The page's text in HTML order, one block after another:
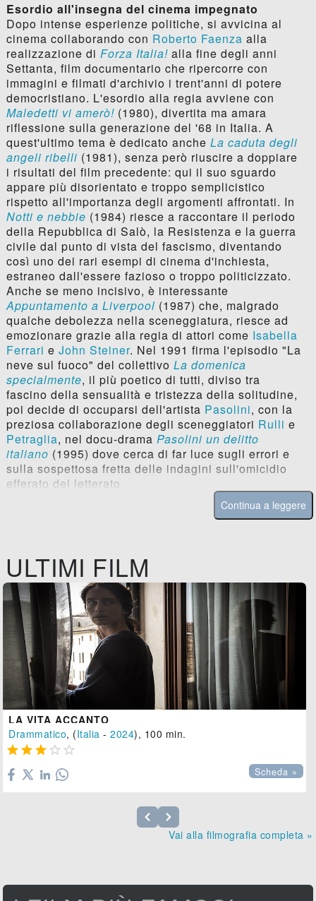
Esordio all'insegna del cinema impegnato
Dopo intense esperienze politiche, si avvicina al
cinema collaborando con Roberto Faenza alla
realizzazione di Forza Italia!alla fine degli anni
Settanta, film documentario che ripercorre con
immagini e filmati d'archivio i trent'anni di potere
democristiano. L'esordio alla regia avviene con
Maledetti vi amerò!(1980), divertita ma amara
riflessione sulla generazione del '68 in Italia. A
quest'ultimo tema è dedicato anche La caduta degli
angeli ribelli (1981), senza però riuscire a doppiare
i risultati del film precedente: qui il suo sguardo
appare più disorientato e troppo semplicistico
rispetto all'importanza degli argomenti affrontati. In
Notti e nebbie (1984) riesce a raccontare il periodo
della Repubblica di Salò, la Resistenza e la guerra
civile dal punto di vista del fascismo, diventando
così uno dei rari esempi di cinema d'inchiesta,
estraneo dall'essere fazioso o troppo politicizzato.
Anche se meno incisivo, è interessante
Appuntamento a Liverpool (1987) che, malgrado
qualche debolezza nella sceneggiatura, riesce ad
emozionare grazie alla regia di attori come Isabella
Ferrari e John Steiner. Nel 1991 firma l'episodio "La
neve sul fuoco" del collettivo La domenica
specialmente, il più poetico di tutti, diviso tra
fascino della sensualità e tristezza della solitudine,
poi decide di occuparsi dell'artista Pasolini, con la
preziosa collaborazione degli sceneggiatori Rulli e
Petraglia, nel docu-drama Pasolini un delitto
italiano (1995) dove cerca di far luce sugli errori e
sulla sospettosa fretta delle indagini sull'omicidio
efferato del letterato.
Continua a leggere
ULTIMI FILM
LA VITA ACCANTO
Drammatico, (Italia -2024), 100 min.
    
Scheda »
Vai alla filmografia completa »